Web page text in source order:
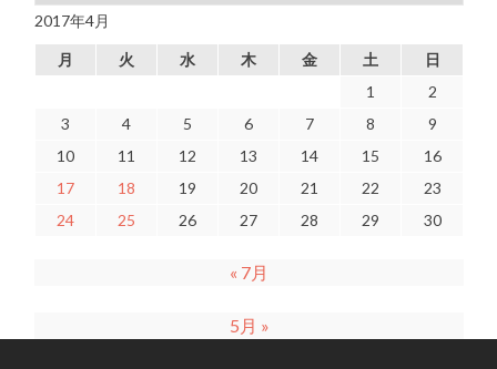
2017年4月
月 火 水 木 金 土
日
1
2
3
4 5 6 7 8
9
10
11 12 13 14 15
16
17
18 19 20 21 22
23
24
25 26 27 28 29 30
« 7月
5月 »